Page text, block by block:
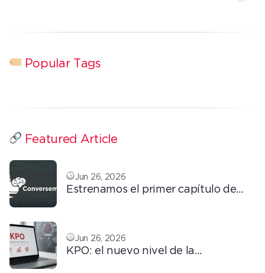
Popular Tags
Featured Article
Jun 26, 2026
Estrenamos el primer capítulo de
Jun 26, 2026
KPO: el nuevo nivel de la